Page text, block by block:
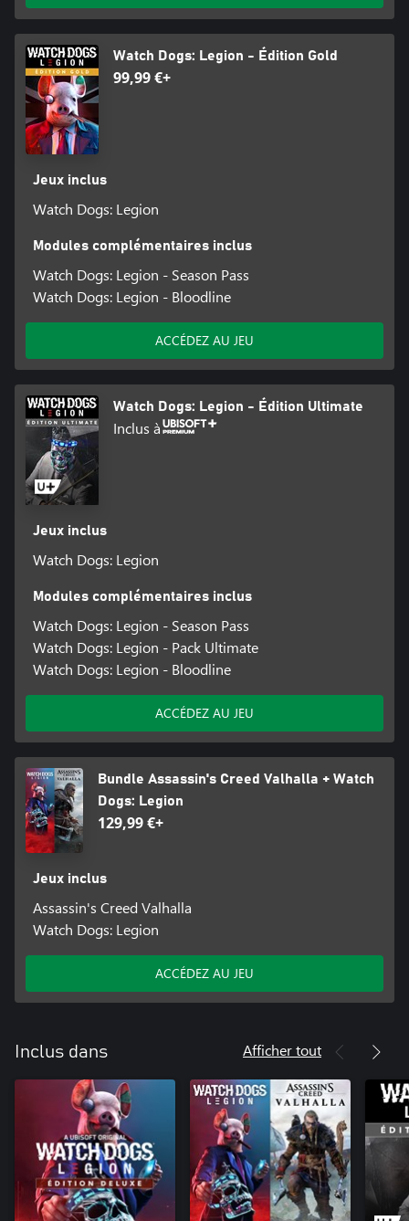
Watch Dogs: Legion - Édition Gold
99,99 €+
Jeux inclus
Watch Dogs: Legion
Modules complémentaires inclus
Watch Dogs: Legion - Season Pass
Watch Dogs: Legion - Bloodline
ACCÉDEZ AU JEU
Watch Dogs: Legion - Édition Ultimate
Inclus à
Jeux inclus
Watch Dogs: Legion
Modules complémentaires inclus
Watch Dogs: Legion - Season Pass
Watch Dogs: Legion - Pack Ultimate
Watch Dogs: Legion - Bloodline
ACCÉDEZ AU JEU
Bundle Assassin's Creed Valhalla + Watch
Dogs: Legion
129,99 €+
Jeux inclus
Assassin's Creed Valhalla
Watch Dogs: Legion
ACCÉDEZ AU JEU
Inclus dans Afficher tout